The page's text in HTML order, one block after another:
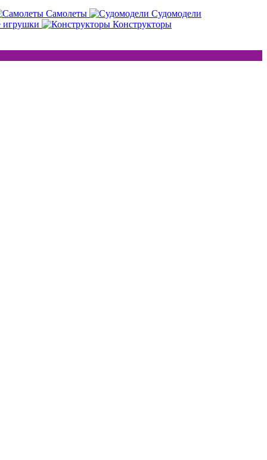
Самолеты
Судомодели
игрушки
Конструкторы